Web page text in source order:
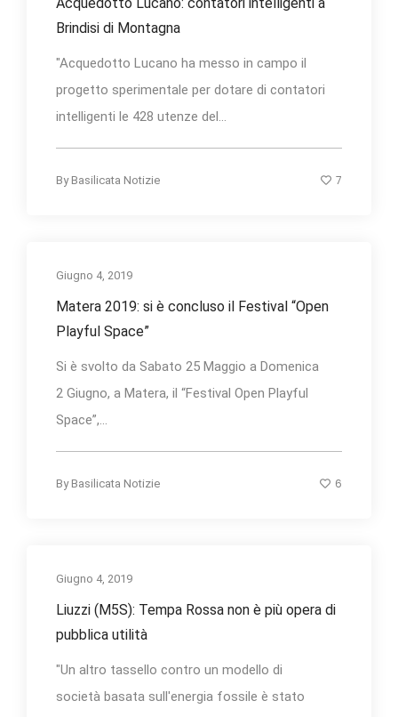
Brindisi di Montagna
"Acquedotto Lucano ha messo in campo il
progetto sperimentale per dotare di contatori
intelligenti le 428 utenze del...
By Basilicata Notizie 7
Giugno 4, 2019
Matera 2019: si è concluso il Festival “Open
Playful Space”
Si è svolto da Sabato 25 Maggio a Domenica
2 Giugno, a Matera, il “Festival Open Playful
Space”,...
By Basilicata Notizie 6
Giugno 4, 2019
Liuzzi (M5S): Tempa Rossa non è più opera di
pubblica utilità
"Un altro tassello contro un modello di
società basata sull'energia fossile è stato